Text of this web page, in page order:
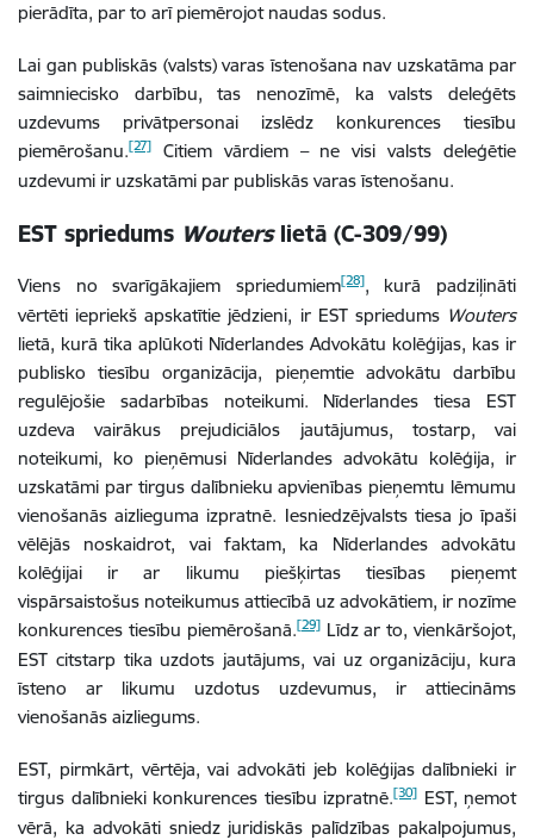
pierādīta, par to arī piemērojot naudas sodus.
Lai gan publiskās (valsts) varas īstenošana nav uzskatāma par
saimniecisko darbību, tas nenozīmē, ka valsts deleģēts
uzdevums privātpersonai izslēdz konkurences tiesību
piemērošanu.[27]
Citiem vārdiem – ne visi valsts deleģētie
uzdevumi ir uzskatāmi par publiskās varas īstenošanu.
EST spriedums Wouterslietā (C-309/99)
Viens no svarīgākajiem spriedumiem[28], kurā padziļināti
vērtēti iepriekš apskatītie jēdzieni, ir EST spriedums Wouters
lietā, kurā tika aplūkoti Nīderlandes Advokātu kolēģijas, kas ir
publisko tiesību organizācija, pieņemtie advokātu darbību
regulējošie sadarbības noteikumi. Nīderlandes tiesa EST
uzdeva vairākus prejudiciālos jautājumus, tostarp, vai
noteikumi, ko pieņēmusi Nīderlandes advokātu kolēģija, ir
uzskatāmi par tirgus dalībnieku apvienības pieņemtu lēmumu
vienošanās aizlieguma izpratnē. Iesniedzējvalsts tiesa jo īpaši
vēlējās noskaidrot, vai faktam, ka Nīderlandes advokātu
kolēģijai ir ar likumu piešķirtas tiesības pieņemt
vispārsaistošus noteikumus attiecībā uz advokātiem, ir nozīme
konkurences tiesību piemērošanā.[29]Līdz ar to, vienkāršojot,
EST citstarp tika uzdots jautājums, vai uz organizāciju, kura
īsteno ar likumu uzdotus uzdevumus, ir attiecināms
vienošanās aizliegums.
EST, pirmkārt, vērtēja, vai advokāti jeb kolēģijas dalībnieki ir
tirgus dalībnieki konkurences tiesību izpratnē.[30] EST, ņemot
vērā, ka advokāti sniedz juridiskās palīdzības pakalpojumus,